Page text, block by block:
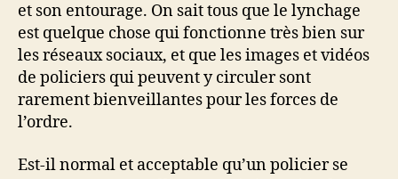
et son entourage. On sait tous que le lynchage
est quelque chose qui fonctionne très bien sur
les réseaux sociaux, et que les images et vidéos
de policiers qui peuvent y circuler sont
rarement bienveillantes pour les forces de
l’ordre.
Est-il normal et acceptable qu’un policier se